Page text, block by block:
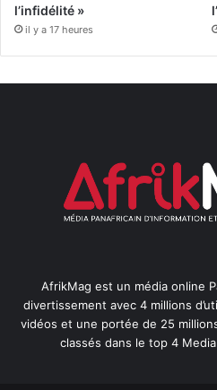
l’infidélité »
il y a 17 heures
AfrikMag est un média online
divertissement avec 4 millions
vidéos et une portée de 25
classés dans le top 4